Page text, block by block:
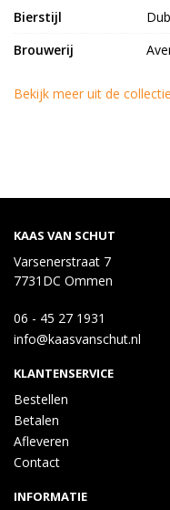
Bierstijl
Brouwerij
Bekijk meer uit de
KAAS VAN SCHUT
Varsenerstraat 7
7731DC Ommen
06 - 45 27 1931
info@kaasvanschut.nl
KLANTENSERVICE
Bestellen
Betalen
Afleveren
Contact
INFORMATIE